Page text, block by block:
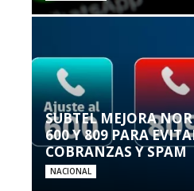
SUBTEL MEJORA
600 Y 809 PARA
COBRANZAS Y SPAM
NACIONAL